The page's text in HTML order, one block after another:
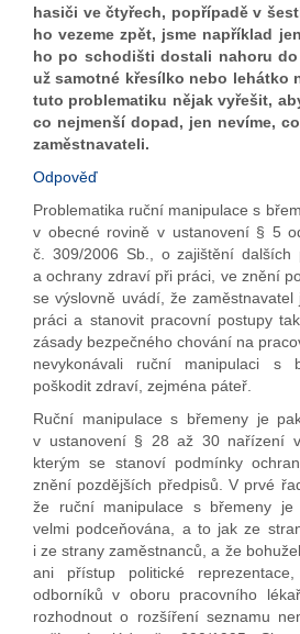
hasiči ve čtyřech, popřípadě v
ho vezeme zpět, jsme například
ho po schodišti dostali nahoru
už samotné křesílko nebo lehátko
tuto problematiku nějak vyřešit,
co nejmenší dopad, jen nevíme,
zaměstnavateli.
Odpověď
Problematika ruční manipulace s
v obecné rovině v ustanovení § 5
č. 309/2006 Sb., o zajištění dalších
a ochrany zdraví při práci, ve znění
se výslovně uvádí, že
práci a stanovit pracovní postupy
zásady bezpečného chování na
nevykonávali ruční manipulaci s
poškodit zdraví, zejména páteř.
Ruční manipulace s břemeny je
v ustanovení § 28 až 30 nařízení
kterým se stanoví podmínky
znění pozdějších předpisů. V prvé
že ruční manipulace s břemeny je
velmi podceňována, a to jak ze
i ze strany zaměstnanců, a že
ani přístup politické
odborníků v oboru pracovního
rozhodnout o rozšíření seznamu